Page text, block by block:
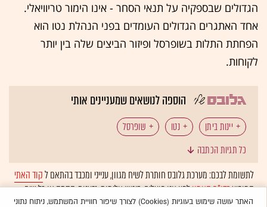
הגדולים שבספקיה על תנאי הסחר - אינו הימור טריוויאלי.
אחד האתגרים הגדולים העומדים בפני הנהלת נטו הוא
הפחתת התלות בשופרסל ופיזור הביצים שלה בין יותר
לקוחות.
הוספה לנושאים שמעניינים אותי
יינות ביתן נטו
שופרסל
כל תגיות הכתבה
לתשומת לבכם: מערכת גלובס חותרת לשיח מגוון, ענייני ומכבד בהתאם לקוד האתי
המופיעבדו"ח האמוןלפיו אנו פועלים. ביטויי אלימות, גזענות, הסתה או כל שיח
בלתי הולם אחר מסוננים בצורהאוטומטיתולא יפורסמו באתר.
האתר עושה שימוש בעוגיות (Cookies) לצורך שיפור חוויית המשתמש, ניתוח נתוני